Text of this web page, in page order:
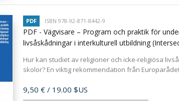
PDF ISBN 978-92-871-8442-9
PDF - Vägvisare – Program och praktik för
livsåskådningar i interkulturell utbildning
Hur kan studiet av religioner och icke-religiösa
skolor? En viktig rekommendation från
Prix
9,50 € / 19.00 $US